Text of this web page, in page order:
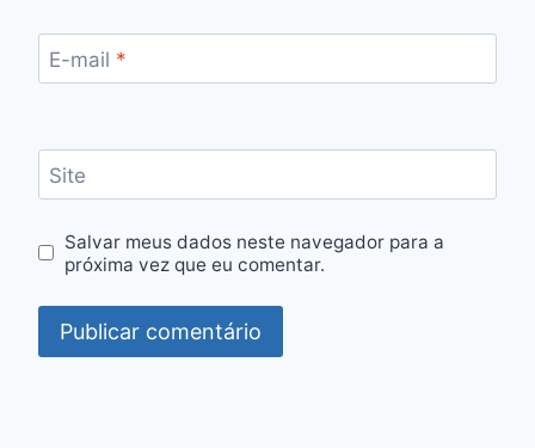
E-mail *
Site
Salvar meus dados neste navegador para a
próxima vez que eu comentar.